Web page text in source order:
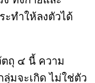
ทำให้ลงตัวได้
ตถุ ๔ นี้ ความ
มจะเกิด ไม่ใช่ตัว